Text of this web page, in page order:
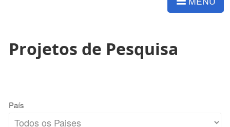
Projetos de Pesquisa
País